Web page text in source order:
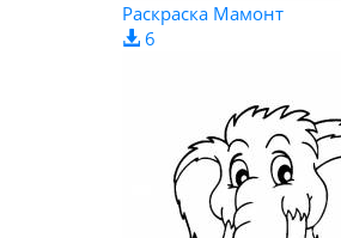
Раскраска Мамонт
6